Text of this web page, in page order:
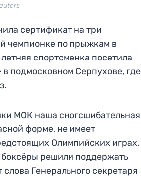
сертификат на три
чемпионке по прыжкам в
спортсменка посетила
подмосковном Серпухове, где
МОК наша сногсшибательная
форме, не имеет
Олимпийских играх.
решили поддержать
Генерального секретаря